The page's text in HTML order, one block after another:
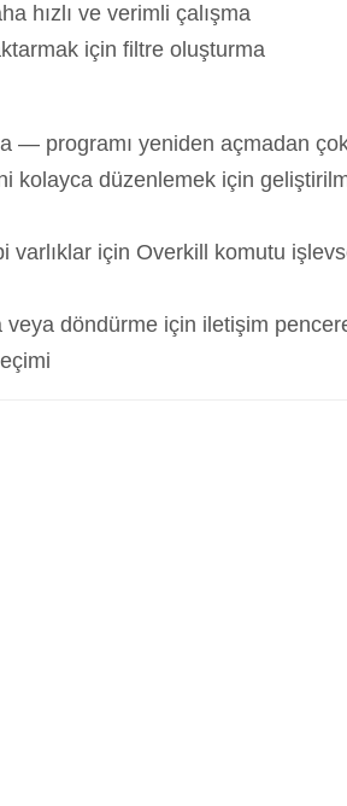
hızlı ve verimli çalışma
için filtre oluşturma
— programı yeniden açmadan
kolayca düzenlemek için
varlıklar için Overkill komutu
döndürme için iletişim